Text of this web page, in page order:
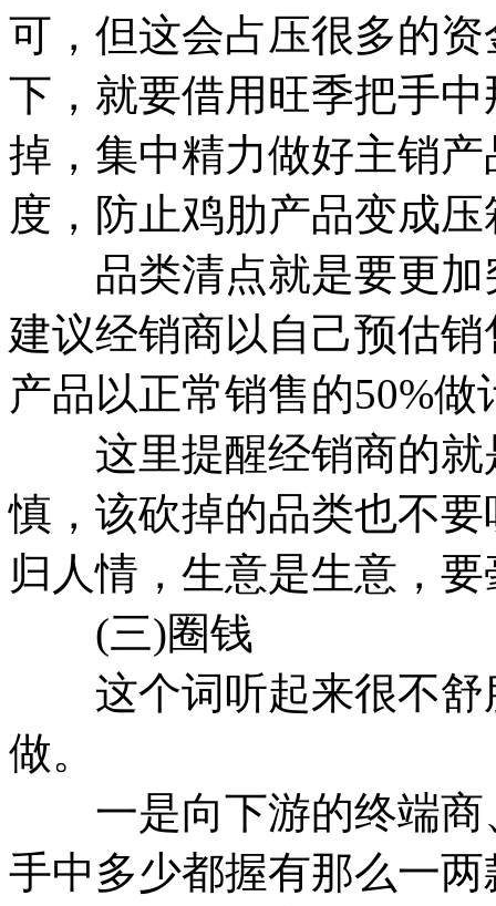
可，但这会占压很多的
下，就要借用旺季把手
掉，集中精力做好主销
度，防止鸡肋产品变成压
品类清点就是要更加
建议经销商以自己预估
产品以正常销售的50%
这里提醒经销商的就
慎，该砍掉的品类也不
归人情，生意是生意，
(三)圈钱
这个词听起来很不舒
做。
一是向下游的终端商
手中多少都握有那么一